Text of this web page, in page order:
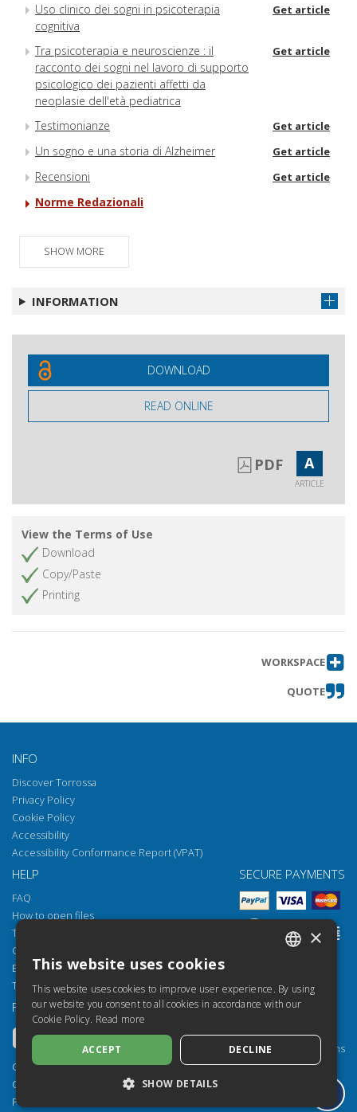
Uso clinico dei sogni in psicoterapia
cognitiva
Get article
Tra psicoterapia e neuroscienze : il
racconto dei sogni nel lavoro di supporto
psicologico dei pazienti affetti da
neoplasie dell'età pediatrica
Get article
Testimonianze Get article
Un sogno e una storia di Alzheimer Get article
Recensioni Get article
Norme Redazionali
SHOW MORE
INFORMATION
DOWNLOAD
READ ONLINE
PDF A
ARTICLE
View the Terms of Use
Download
Copy/Paste
Printing
WORKSPACE
QUOTE
INFO
Discover Torrossa
Privacy Policy
Cookie Policy
Accessibility
Accessibility Conformance Report (VPAT)
HELP
FAQ
How to open files
Torrossa Reader
Copyright obligations
Email: helpdesk@torrossa.com
Tel: +39 055 5018800
SECURE PAYMENTS
FOLLOW US
Copyright 2000-2026
Casalini Libri
P.IVA IT03106600483
OUR RESOURCES
Torrossa for Institutions
Torrossa Open
SPANISH
×
This website uses cookies
This website uses cookies to improve user experience. By using
our website you consent to all cookies in accordance with our
Cookie Policy. Read more
ACCEPT DECLINE
SHOW DETAILS